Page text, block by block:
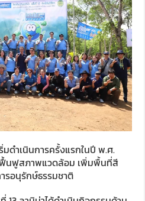
มดำเนินการครั้งแรกในปี พ.ศ.
ฟื้นฟูสภาพแวดล้อม เพิ่มพื้นที่สี
รอนุรักษ์ธรรมชาติ